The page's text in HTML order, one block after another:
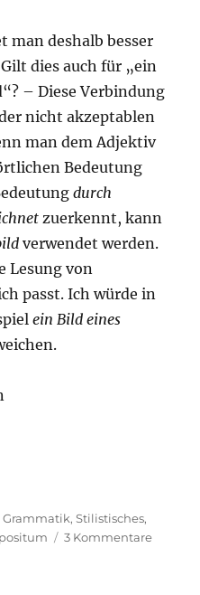
man deshalb besser
dies auch für „ein
– Diese Verbindung
nicht akzeptablen
man dem Adjektiv
Bedeutung
durch
zuerkennt, kann
verwendet werden.
Lesung von
passt. Ich würde in
ein Bild eines
Kategorien
Grammatik,Stilistisches,
3 Kommentarezu